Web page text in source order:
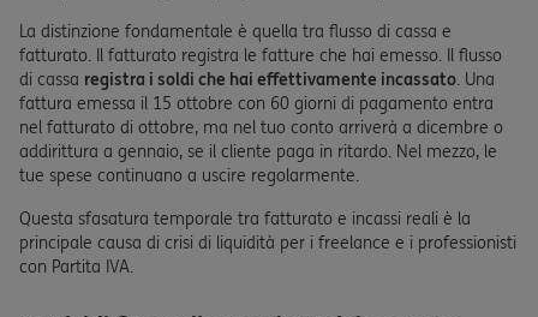
La distinzione fondamentale è quella tra flusso di cassa e
fatturato. Il fatturato registra le fatture che hai emesso. Il flusso
di cassa registra i soldi che hai effettivamente incassato. Una
fattura emessa il 15 ottobre con 60 giorni di pagamento entra
nel fatturato di ottobre, ma nel tuo conto arriverà a dicembre o
addirittura a gennaio, se il cliente paga in ritardo. Nel mezzo, le
tue spese continuano a uscire regolarmente.
Questa sfasatura temporale tra fatturato e incassi reali è la
principale causa di crisi di liquidità per i freelance e i professionisti
con Partita IVA.